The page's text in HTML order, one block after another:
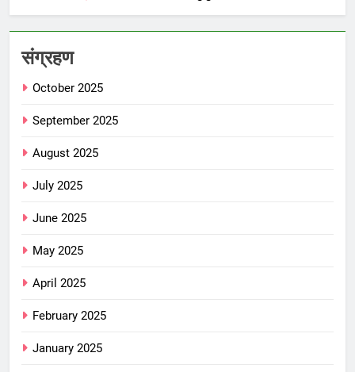
संग्रहण
October 2025
September 2025
August 2025
July 2025
June 2025
May 2025
April 2025
February 2025
January 2025